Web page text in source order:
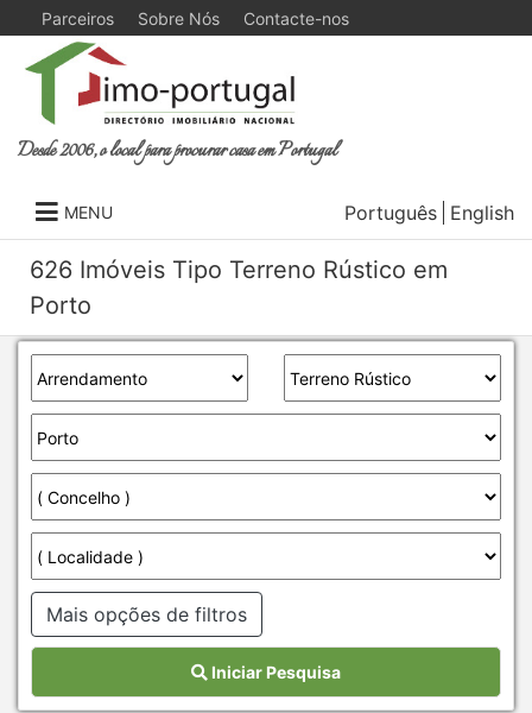
Parceiros Sobre Nós Contacte-nos
Desde 2006, o local para procurar casa em Portugal
MENU Português English
626 Imóveis Tipo Terreno Rústico em
Porto
Mais opções de filtros
Iniciar Pesquisa